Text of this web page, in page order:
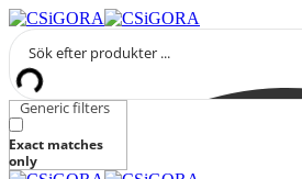
Generic filters
Exact matches
only